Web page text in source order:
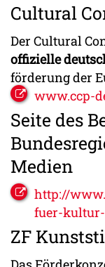
Cultural
Der Cultural
offi­­ziel­le
förder­ung der
www.ccp-
Seite des
Medien
http://
fuer-
ZF